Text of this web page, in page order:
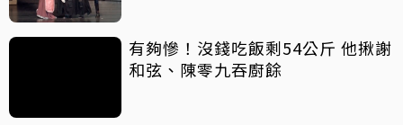
有夠慘！沒錢吃飯剩54公斤 他揪謝
和弦、陳零九吞廚餘